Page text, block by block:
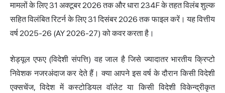
मामलों के लिए 31 अक्टूबर 2026 तक और धारा 234F के तहत विलंब शुल्क
सहित विलंबित रिटर्न के लिए 31 दिसंबर 2026 तक फाइल करें। यह वित्तीय
वर्ष 2025-26 (AY 2026-27) को कवर करता है।
शेड्यूल एफए (विदेशी संपत्ति) वह जाल है जिसे ज्यादातर भारतीय क्रिप्टो
निवेशक नजरअंदाज कर देते हैं। क्या आपने इस वर्ष के दौरान किसी विदेशी
एक्सचेंज, विदेश में कस्टोडियल वॉलेट या किसी विदेशी विकेन्द्रीकृत